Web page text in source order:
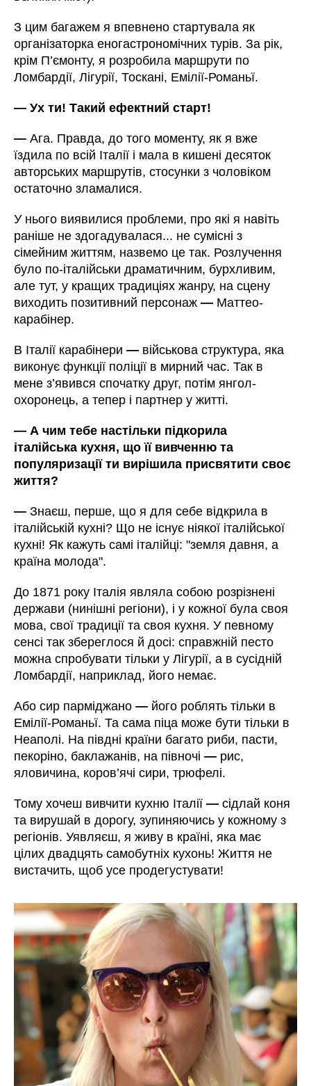
З цим багажем я впевнено стартувала як
організаторка еногастрономічних турів. За рік,
крім П’ємонту, я розробила маршрути по
Ломбардії, Лігурії, Тоскані, Емілії-Романьї.
—Ух ти! Такий ефектний старт!
—Ага. Правда, до того моменту, як я вже
їздила по всій Італії і мала в кишені десяток
авторських маршрутів, стосунки з чоловіком
остаточно зламалися.
У нього виявилися проблеми, про які я навіть
раніше не здогадувалася... не сумісні з
сімейним життям, назвемо це так. Розлучення
було по-італійськи драматичним, бурхливим,
але тут, у кращих традиціях жанру, на сцену
виходить позитивний персонаж— Маттео-
карабінер.
В Італії карабінери— військова структура, яка
виконує функції поліції в мирний час. Так в
мене з’явився спочатку друг, потім янгол-
охоронець, а тепер і партнер у житті.
— А чим тебе настільки підкорила
італійська кухня, що її вивченню та
популяризації ти вирішила присвятити своє
життя?
—Знаєш, перше, що я для себе відкрила в
італійській кухні? Що не існує ніякої італійської
кухні! Як кажуть самі італійці: "земля давня, а
країна молода".
До 1871 року Італія являла собою розрізнені
держави (нинішні регіони), і у кожної була своя
мова, свої традиції та своя кухня. У певному
сенсі так збереглося й досі: справжній песто
можна спробувати тільки у Лігурії, а в сусідній
Ломбардії, наприклад, його немає.
Або сир парміджано— його роблять тільки в
Емілії-Романьї. Та сама піца може бути тільки в
Неаполі. На півдні країни багато риби, пасти,
пекоріно, баклажанів, на півночі— рис,
яловичина, коров’ячі сири, трюфелі.
Тому хочеш вивчити кухню Італії— сідлай коня
та вирушай в дорогу, зупиняючись у кожному з
регіонів. Уявляєш, я живу в країні, яка має
цілих двадцять самобутніх кухонь! Життя не
вистачить, щоб усе продегустувати!